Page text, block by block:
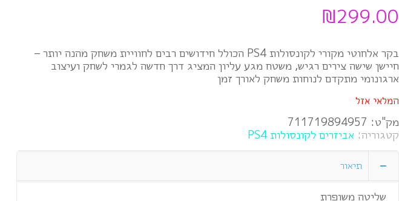
₪299.00
בקר אלחוטי מקורי לקונסולות PS4 הכולל חידושים רבים לחוויית משחק מהנה יותר –
חיישן שישה צירים רגיש, משטח מגע עליון המציג דרך חדשה לגמרי לשחק ועיצוב
ארגונומי מתקדם לנוחות משחק לאורך זמן
המלאי אזל
מק"ט: 711719894957
קטגוריה:אביזרים לקונסולות PS4
תיאור
שליטה משופרת